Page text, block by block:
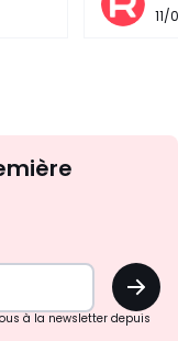
11/
OK
à la newsletter depuis